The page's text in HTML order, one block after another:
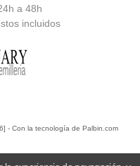
a 48h
incluidos
- Con la tecnología de Palbin.com